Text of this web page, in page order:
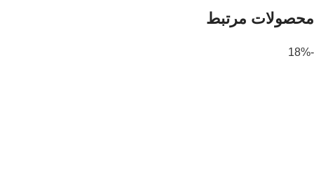
محصولات مرتبط
-18%